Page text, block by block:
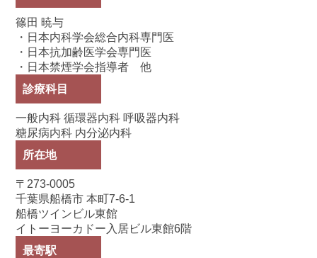
篠田 暁与
・日本内科学会総合内科専門医
・日本抗加齢医学会専門医
・日本禁煙学会指導者 他
診療科目
一般内科 循環器内科 呼吸器内科
糖尿病内科 内分泌内科
所在地
〒273-0005
千葉県船橋市 本町7-6-1
船橋ツインビル東館
イトーヨーカドー入居ビル東館6階
最寄駅